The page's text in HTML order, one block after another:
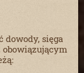
dowody, sięga
obowiązującym